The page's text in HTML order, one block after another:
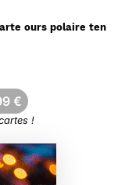
ours polaire
€
!